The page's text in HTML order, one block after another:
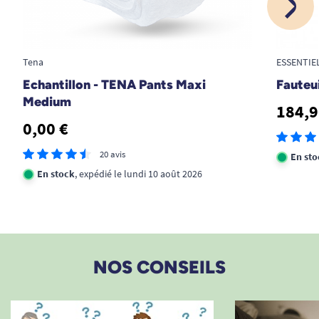
Tena
Echantillon - TENA Pants Maxi
Medium
0,00 €
20 avis
En stock, expédié le lundi 10 août 2026
En
NOS CONSEILS